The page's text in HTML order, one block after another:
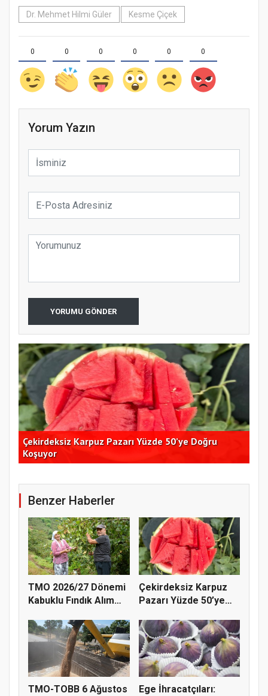
Dr. Mehmet Hilmi Güler Kesme Çiçek
0 0 0 0 0 0
Yorum Yazın
YORUMU GÖNDER
Çekirdeksiz Karpuz Pazarı Yüzde 50’ye Doğru
Koşuyor
Benzer Haberler
TMO 2026/27 Dönemi
Kabuklu Fındık Alım
Çekirdeksiz Karpuz
Pazarı Yüzde 50’ye
TMO-TOBB 6 Ağustos
Ege İhracatçıları: